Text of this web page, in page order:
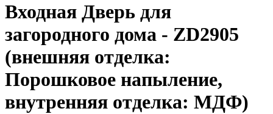
Входная Дверь для
загородного дома - ZD2905
(внешняя отделка:
Порошковое напыление,
внутренняя отделка: МДФ)